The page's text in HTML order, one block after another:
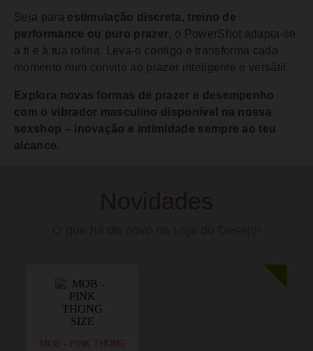
Seja para estimulação discreta, treino de
performance ou puro prazer, o PowerShot adapta-se
a ti e à tua rotina. Leva-o contigo e transforma cada
momento num convite ao prazer inteligente e versátil.
Explora novas formas de prazer e desempenho
com o vibrador masculino disponível na nossa
sexshop – inovação e intimidade sempre ao teu
alcance.
MOB - PINK THONG